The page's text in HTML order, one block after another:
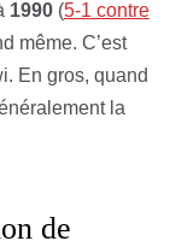
1990 (5-1 contre
même. C’est
En gros, quand
la
de